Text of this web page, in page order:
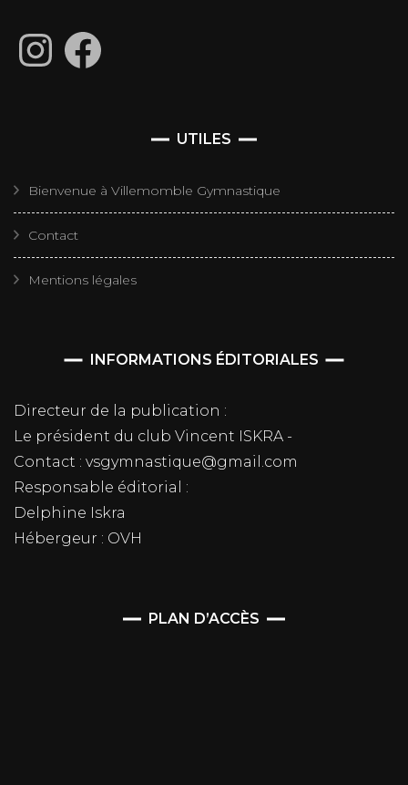
InstagramFacebook
UTILES
Bienvenue à Villemomble Gymnastique
Contact
Mentions légales
INFORMATIONS ÉDITORIALES
Directeur de la publication :
Le président du club Vincent ISKRA -
Contact : vsgymnastique@gmail.com
Responsable éditorial :
Delphine Iskra
Hébergeur : OVH
PLAN D’ACCÈS